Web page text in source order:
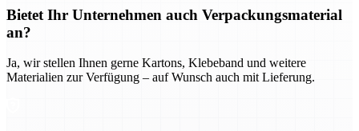
Bietet Ihr Unternehmen auch Verpackungsmaterial
an?
Ja, wir stellen Ihnen gerne Kartons, Klebeband und weitere
Materialien zur Verfügung – auf Wunsch auch mit Lieferung.